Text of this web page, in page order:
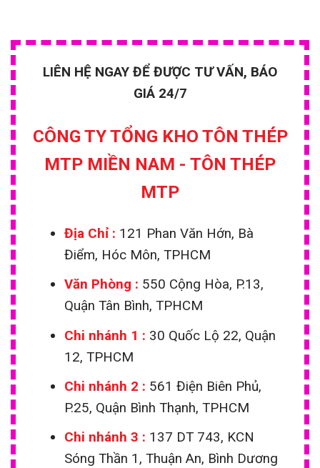
LIÊN HỆ NGAY ĐỂ ĐƯỢC TƯ VẤN, BÁO
GIÁ 24/7
CÔNG TY TỔNG KHO TÔN THÉP
MTP MIỀN NAM - TÔN THÉP
MTP
Địa Chỉ : 121 Phan Văn Hớn, Bà
Điểm, Hóc Môn, TPHCM
Văn Phòng : 550 Cộng Hòa, P.13,
Quận Tân Bình, TPHCM
Chi nhánh 1 : 30 Quốc Lộ 22, Quận
12, TPHCM
Chi nhánh 2 : 561 Điện Biên Phủ,
P.25, Quận Bình Thạnh, TPHCM
Chi nhánh 3 : 137 DT 743, KCN
Sóng Thần 1, Thuận An, Bình Dương